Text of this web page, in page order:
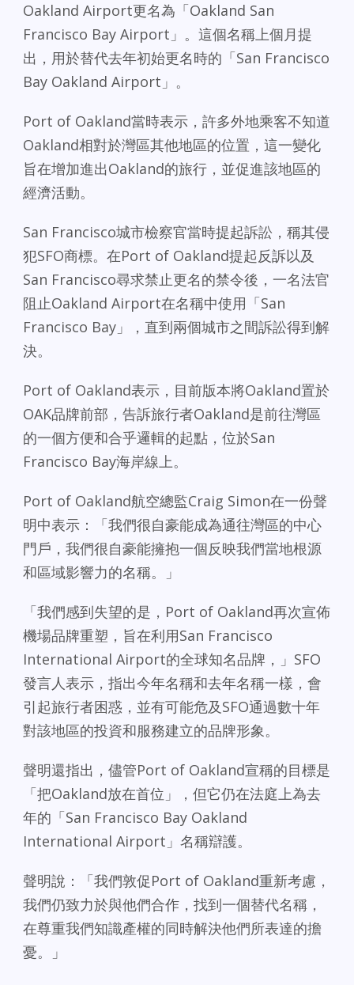
Oakland Airport更名為「Oakland San
Francisco Bay Airport」。這個名稱上個月提
出，用於替代去年初始更名時的「San Francisco
Bay Oakland Airport」。
Port of Oakland當時表示，許多外地乘客不知道
Oakland相對於灣區其他地區的位置，這一變化
旨在增加進出Oakland的旅行，並促進該地區的
經濟活動。
San Francisco城市檢察官當時提起訴訟，稱其侵
犯SFO商標。在Port of Oakland提起反訴以及
San Francisco尋求禁止更名的禁令後，一名法官
阻止Oakland Airport在名稱中使用「San
Francisco Bay」，直到兩個城市之間訴訟得到解
決。
Port of Oakland表示，目前版本將Oakland置於
OAK品牌前部，告訴旅行者Oakland是前往灣區
的一個方便和合乎邏輯的起點，位於San
Francisco Bay海岸線上。
Port of Oakland航空總監Craig Simon在一份聲
明中表示：「我們很自豪能成為通往灣區的中心
門戶，我們很自豪能擁抱一個反映我們當地根源
和區域影響力的名稱。」
「我們感到失望的是，Port of Oakland再次宣佈
機場品牌重塑，旨在利用San Francisco
International Airport的全球知名品牌，」SFO
發言人表示，指出今年名稱和去年名稱一樣，會
引起旅行者困惑，並有可能危及SFO通過數十年
對該地區的投資和服務建立的品牌形象。
聲明還指出，儘管Port of Oakland宣稱的目標是
「把Oakland放在首位」，但它仍在法庭上為去
年的「San Francisco Bay Oakland
International Airport」名稱辯護。
聲明說：「我們敦促Port of Oakland重新考慮，
我們仍致力於與他們合作，找到一個替代名稱，
在尊重我們知識產權的同時解決他們所表達的擔
憂。」